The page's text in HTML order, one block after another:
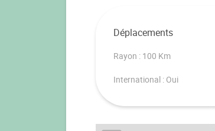
Déplacements
Rayon : 100 Km
International : Oui